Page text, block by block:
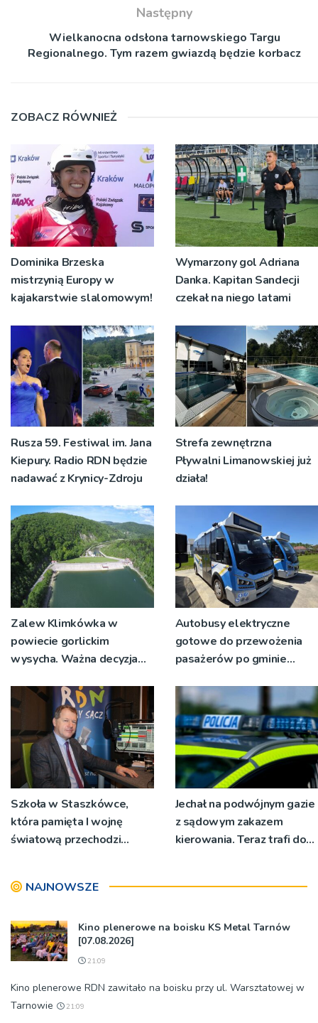
Następny
Wielkanocna odsłona tarnowskiego Targu
Regionalnego. Tym razem gwiazdą będzie korbacz
ZOBACZ RÓWNIEŻ
Dominika Brzeska
mistrzynią Europy w
kajakarstwie slalomowym!
Wymarzony gol Adriana
Danka. Kapitan Sandecji
czekał na niego latami
Rusza 59. Festiwal im. Jana
Kiepury. Radio RDN będzie
nadawać z Krynicy-Zdroju
Strefa zewnętrzna
Pływalni Limanowskiej już
działa!
Zalew Klimkówka w
powiecie gorlickim
wysycha. Ważna decyzja
Autobusy elektryczne
gotowe do przewożenia
pasażerów po gminie
Szkoła w Staszkówce,
która pamięta I wojnę
światową przechodzi
Jechał na podwójnym gazie
z sądowym zakazem
kierowania. Teraz trafi do
NAJNOWSZE
Kino plenerowe na boisku KS Metal Tarnów
[07.08.2026]
21:09
Kino plenerowe RDN zawitało na boisku przy ul. Warsztatowej w
Tarnowie
21:09